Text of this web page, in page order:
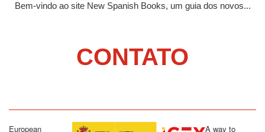
Bem-vindo ao site New Spanish Books, um guia dos novos...
CONTATO
European A way to